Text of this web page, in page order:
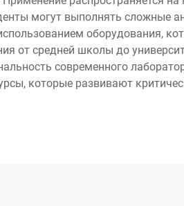
могут выполнять сложные
оборудования,
от средней школы до
современного
которые развивают